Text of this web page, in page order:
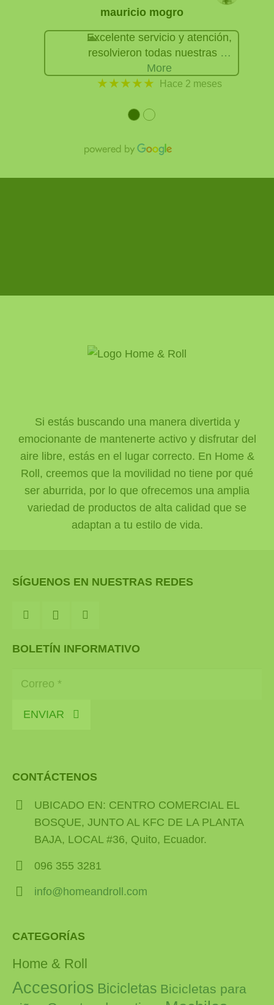
mauricio mogro
Excelente servicio y atención,
resolvieron todas nuestras …
More
★★★★★ Hace 2 meses
●●
Si estás buscando una manera divertida y
emocionante de mantenerte activo y disfrutar del
aire libre, estás en el lugar correcto. En Home &
Roll, creemos que la movilidad no tiene por qué
ser aburrida, por lo que ofrecemos una amplia
variedad de productos de alta calidad que se
adaptan a tu estilo de vida.
SÍGUENOS EN NUESTRAS REDES
BOLETÍN INFORMATIVO
ENVIAR
CONTÁCTENOS
UBICADO EN: CENTRO COMERCIAL EL
BOSQUE, JUNTO AL KFC DE LA PLANTA
BAJA, LOCAL #36, Quito, Ecuador.
096 355 3281
info@homeandroll.com
CATEGORÍAS
Home & Roll
Accesorios Bicicletas Bicicletas para